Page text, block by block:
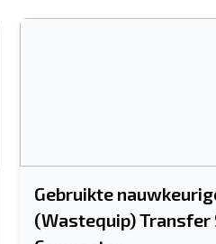
Gebruikte
(Wastequip) Transfer